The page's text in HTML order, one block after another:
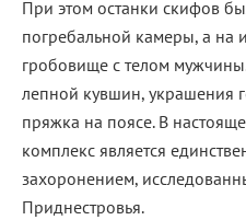
При этом останки скифов
погребальной камеры, а на
гробовище с телом
лепной кувшин, украшения
пряжка на поясе. В
комплекс является
захоронением,
Приднестровья.